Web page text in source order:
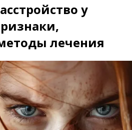
у
лечения